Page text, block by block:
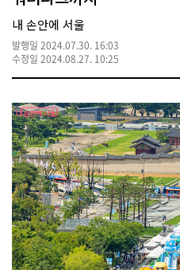
시
대
표
소
통
포
내 손안에 서울
발행일 2024.07.30. 16:03
수정일 2024.08.27. 10:25